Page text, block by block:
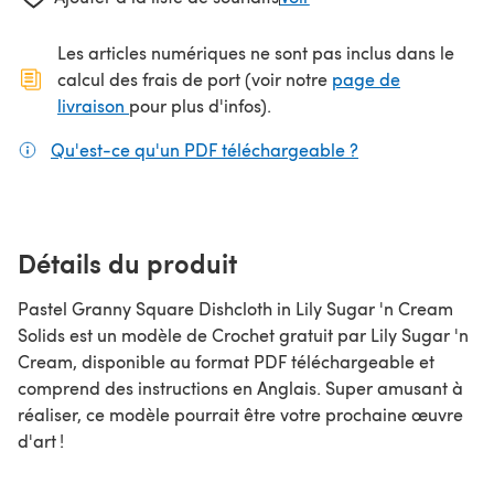
Les articles numériques ne sont pas inclus dans le
calcul des frais de port (voir notre page de
livraison (s'ouvre dans un nouvel onglet)
pour plus d'infos).
Qu'est-ce qu'un PDF téléchargeable ?
Détails du produit
Pastel Granny Square Dishcloth in Lily Sugar 'n Cream
Solids est un modèle de Crochet gratuit par Lily Sugar 'n
Cream, disponible au format PDF téléchargeable et
comprend des instructions en Anglais. Super amusant à
réaliser, ce modèle pourrait être votre prochaine œuvre
d'art !